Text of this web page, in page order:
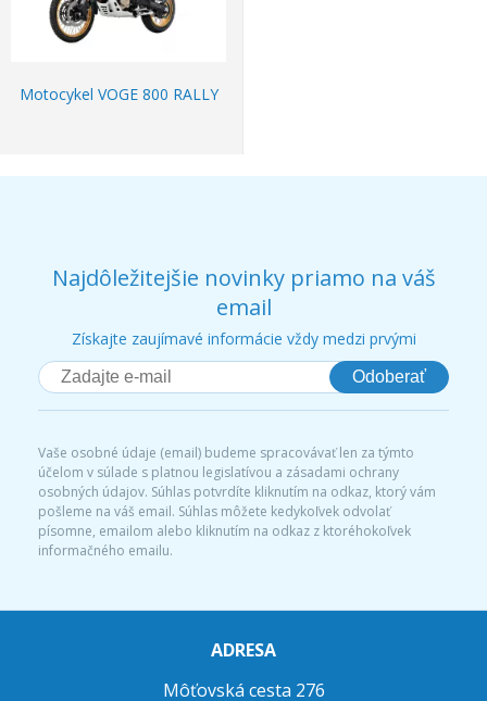
Motocykel VOGE 800 RALLY
Najdôležitejšie novinky priamo na váš
email
Získajte zaujímavé informácie vždy medzi prvými
Odoberať
Vaše osobné údaje (email) budeme spracovávať len za týmto
účelom v súlade s platnou legislatívou a zásadami ochrany
osobných údajov. Súhlas potvrdíte kliknutím na odkaz, ktorý vám
pošleme na váš email. Súhlas môžete kedykoľvek odvolať
písomne, emailom alebo kliknutím na odkaz z ktoréhokoľvek
informačného emailu.
ADRESA
Môťovská cesta 276